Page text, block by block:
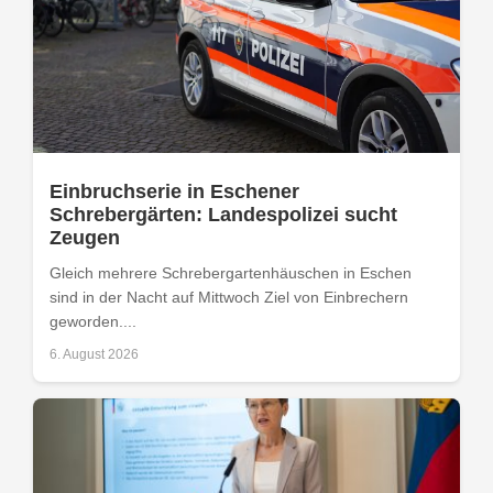
Einbruchserie in Eschener
Schrebergärten: Landespolizei sucht
Zeugen
Gleich mehrere Schrebergartenhäuschen in Eschen
sind in der Nacht auf Mittwoch Ziel von Einbrechern
geworden....
6. August 2026